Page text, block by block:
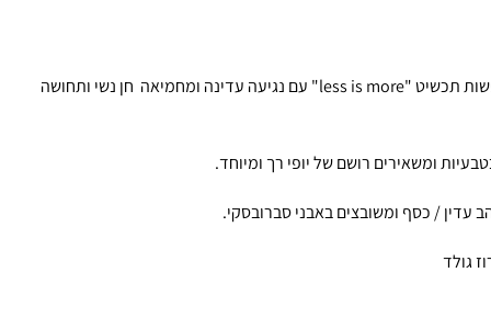
בחירה מושלמת לכלות שמחפשות תכשיט "less is more" עם נגיעה עדינה ומחמיאה חן נשי ותחושה
ומשאירים רושם של יופי רך ומיוחד.
עדין / כסף ומשובצים באבני סברובסקי.
גולד